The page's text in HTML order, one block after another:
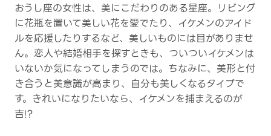
おうし座の女性は、美にこだわりのある星座。リビング
に花瓶を置いて美しい花を愛でたり、イケメンのアイド
ルを応援したりするなど、美しいものには目がありませ
ん。恋人や結婚相手を探すときも、ついついイケメンは
いないか気になってしまうのでは。ちなみに、美形と付
き合うと美意識が高まり、自分も美しくなるタイプで
す。きれいになりたいなら、イケメンを捕まえるのが
吉!?